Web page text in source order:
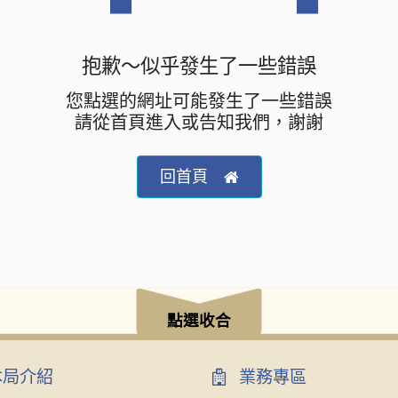
抱歉～似乎發生了一些錯誤
您點選的網址可能發生了一些錯誤
請從首頁進入或告知我們，謝謝
回首頁
點選收合
介紹 業務專區